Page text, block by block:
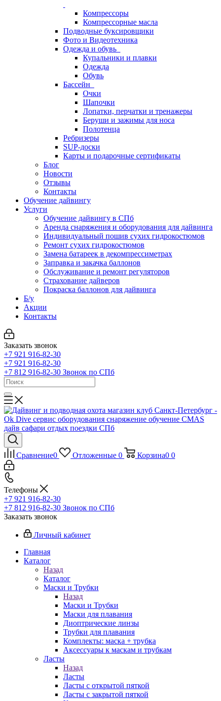
Компрессоры
Компрессорные масла
Подводные буксировщики
Фото и Видеотехника
Одежда и обувь
Купальники и плавки
Одежда
Обувь
Бассейн
Очки
Шапочки
Лопатки, перчатки и тренажеры
Беруши и зажимы для носа
Полотенца
Ребризеры
SUP-доски
Карты и подарочные сертификаты
Блог
Новости
Отзывы
Контакты
Обучение дайвингу
Услуги
Обучение дайвингу в СПб
Аренда снаряжения и оборудования для дайвинга
Индивидуальный пошив сухих гидрокостюмов
Ремонт сухих гидрокостюмов
Замена батареек в декомпрессиметрах
Заправка и закачка баллонов
Обслуживание и ремонт регуляторов
Страхование дайверов
Покраска баллонов для дайвинга
Б/у
Акции
Контакты
Заказать звонок
+7 921 916-82-30
+7 921 916-82-30
+7 812 916-82-30 Звонок по СПб
Сравнение0 Отложенные 0 Корзина0 0
Телефоны
+7 921 916-82-30
+7 812 916-82-30 Звонок по СПб
Заказать звонок
Личный кабинет
Главная
Каталог
Назад
Каталог
Маски и Трубки
Назад
Маски и Трубки
Маски для плавания
Диоптрические линзы
Трубки для плавания
Комплекты: маска + трубка
Аксессуары к маскам и трубкам
Ласты
Назад
Ласты
Ласты с открытой пяткой
Ласты с закрытой пяткой